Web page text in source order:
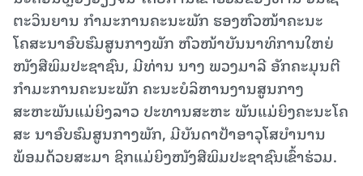
ຕະວິນຍານ ກໍາມະການຄະນະພັກ ຮອງຫົວໜ້າຄະນະ
ໂຄສະນາອົບຮົມສູນກາງພັກ ຫົວໜ້າບັນນາທິການໃຫຍ່
ໜັງສືພິມປະຊາຊົນ, ມີທ່ານ ນາງ ພວງມາລີ ອັກຄະມຸນຕີ
ກຳມະການຄະນະພັກ ຄະນະບໍລິຫານງານສູນກາງ
ສະຫະພັນແມ່ຍິງລາວ ປະທານສະຫະ ພັນແມ່ຍິງຄະນະໂຄ
ສະ ນາອົບຮົມສູນກາງພັກ, ມີບັນດາປ້າອາວຸໂສບໍານານ
ພ້ອມດ້ວຍສະມາ ຊິກແມ່ຍິງໜັງສືພິມປະຊາຊົນເຂົ້າຮ່ວມ.